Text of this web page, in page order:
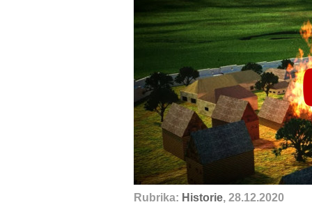
Rubrika: Historie, 28.12.2020